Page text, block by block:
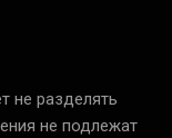
не разделять
не подлежат